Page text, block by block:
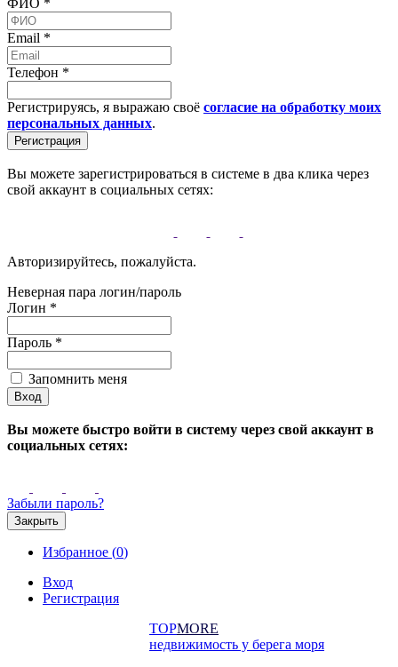
Email *
Телефон *
Регистрируясь, я выражаю своё согласие на обработку моих
персональных данных.
Вы можете зарегистрироваться в системе в два клика через
свой аккаунт в социальных сетях:
Авторизируйтесь, пожалуйста.
Неверная пара логин/пароль
Логин *
Пароль *
Запомнить меня
Вы можете быстро войти в систему через свой аккаунт в
социальных сетях:
Забыли пароль?
Закрыть
Избранное (0)
Вход
Регистрация
TOPMORE
недвижимость у берега моря